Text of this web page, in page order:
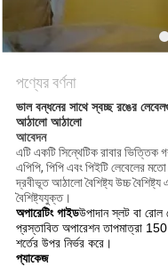
গোপনীয়তা
নীতি
পণ্যের বর্ণনা
ভাল বন্ধনের সাথে স্বচ্ছ রঙের
আঠালো আঠালো
আবেদন
এটি একটি সিন্থেটিক রাবার ভিত্তিক
এপিপি, পিপি এবং পিইটি লেবেলের
দ্রবীভূত আঠালো বৈশিষ্ট্য উচ্চ
বৈশিষ্ট্যযুক্ত।
অপারেটিং গাইডউপাদান স্লট বা রোল
প্রস্তাবিত অপারেশন তাপমাত্রা
শর্তের উপর নির্ভর করে।
প্যাকেজ